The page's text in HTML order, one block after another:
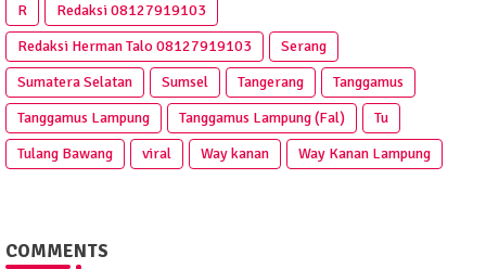
R
Redaksi 08127919103
Redaksi Herman Talo 08127919103
Serang
Sumatera Selatan
Sumsel Tangerang
Tanggamus
Tanggamus Lampung
Tanggamus Lampung (Fal)
Tu
Tulang Bawang
viral Way kanan Way Kanan Lampung
COMMENTS